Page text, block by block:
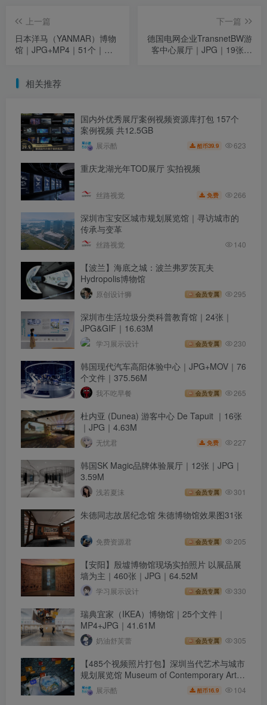
上一篇
日本洋马（YANMAR）博物
馆｜JPG+MP4｜51个｜
下一篇
德国电网企业TransnetBW游
客中心展厅｜JPG｜19张｜
相关推荐
国内外优秀展厅案例视频资源库打包 157个
案例视频 共12.5GB
展示酷 酷币39.9 623
重庆龙湖光年TOD展厅 实拍视频
丝路视觉 免费 266
深圳市宝安区城市规划展览馆｜寻访城市的
传承与变革
丝路视觉 140
【波兰】海底之城：波兰弗罗茨瓦夫
Hydropolis博物馆
原创设计狮 会员专属 295
深圳市生活垃圾分类科普教育馆｜24张｜
JPG&GIF｜16.63M
学习展示设计 会员专属 230
韩国现代汽车高阳体验中心｜JPG+MOV｜76
个文件｜375.56M
我不吃早餐 会员专属 265
杜内亚 (Dunea) 游客中心 De Tapuit ｜16张
｜JPG｜4.63M
无忧君 免费 227
韩国SK Magic品牌体验展厅｜12张｜JPG｜
3.59M
浅若夏沫 会员专属 301
朱德同志故居纪念馆 朱德博物馆效果图31张
免费资源君 会员专属 205
【安阳】殷墟博物馆现场实拍照片 以展品展
墙为主｜460张｜JPG｜64.52M
学习展示设计 会员专属 330
瑞典宜家（IKEA）博物馆｜25个文件｜
MP4+JPG｜41.61M
奶油舒芙蕾 会员专属 305
【485个视频照片打包】深圳当代艺术与城市
规划展览馆 Museum of Contemporary Art &
Planning Exhibition
展示酷 酷币16.9 104